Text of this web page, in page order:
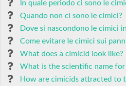
In quale periodo ci sono le
Quando non ci sono le cimici?
Dove si nascondono le cimici
Come evitare le cimici sui
What does a cimicid look like?
What is the scientific name for
How are cimicids attracted to